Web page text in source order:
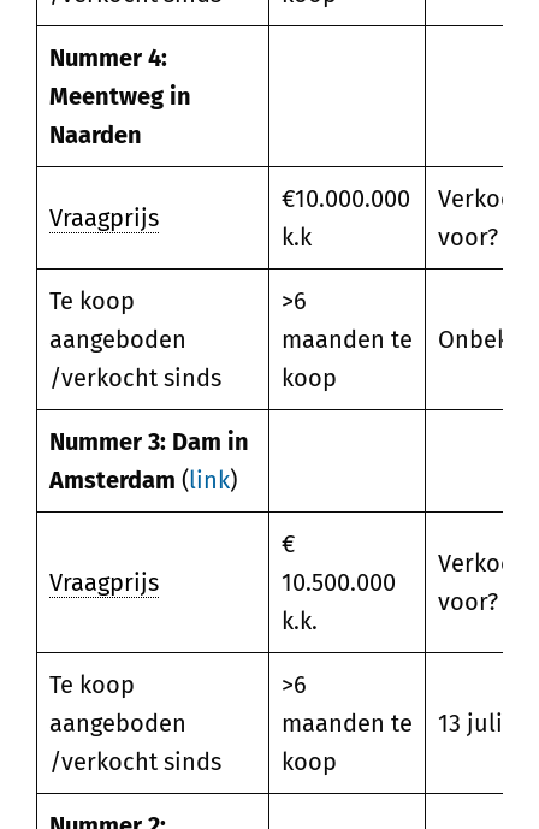
Nummer 4:
Meentweg in
Naarden
Vraagprijs
€10.000.000
k.k
Verkocht
voor?
Te koop
aangeboden
/verkocht sinds
>6
maanden te
koop
Nummer 3: Dam in
Amsterdam (link)
Vraagprijs
€
10.500.000
k.k.
Verkocht
voor?
Te koop
aangeboden
/verkocht sinds
>6
maanden te
koop
13 juli